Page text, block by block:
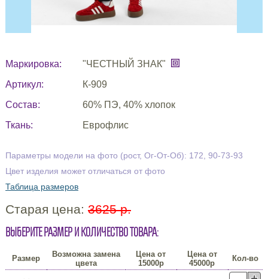
Маркировка:
"ЧЕСТНЫЙ ЗНАК"
Артикул:
К-909
Состав:
60% ПЭ, 40% хлопок
Ткань:
Еврофлис
Параметры модели на фото (рост, Ог-От-Об): 172, 90-73-93
Цвет изделия может отличаться от фото
Таблица размеров
Старая цена: 3625 р.
Выберите размер и количество товара:
Размер
Возможна замена
цвета
Цена от
15000р
Цена от
45000р
Кол-во